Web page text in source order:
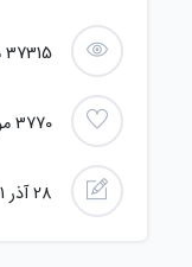
37315
3770
28 آذر 1401